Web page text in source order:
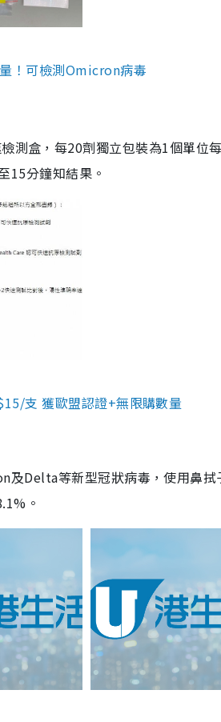
！可檢測Omicron病毒
測盒，每20劑獨立包裝為1個單位
15分鐘知結果。
支 獲歐盟認證+無限購數量
及Delta等新型冠狀病毒，使用鼻拭
。